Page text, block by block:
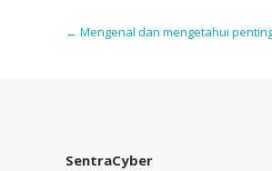
← Mengenal dan mengetahui
SentraCyber